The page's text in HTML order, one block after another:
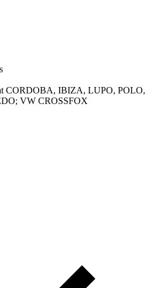
CORDOBA, IBIZA, LUPO, POLO,
VW CROSSFOX